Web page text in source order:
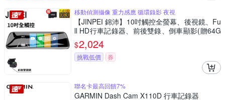
移動偵測攝像 重力感應 循環錄影 夜視
【JINPEI 錦沛】10吋觸控全螢幕、後視鏡、Fu
ll HD行車記錄器、前後雙錄、倒車顯影(贈64G
B)
$2,024
挑戰低價 券
聯名卡最高回饋7%
GARMIN Dash Cam X110D 行車記錄器